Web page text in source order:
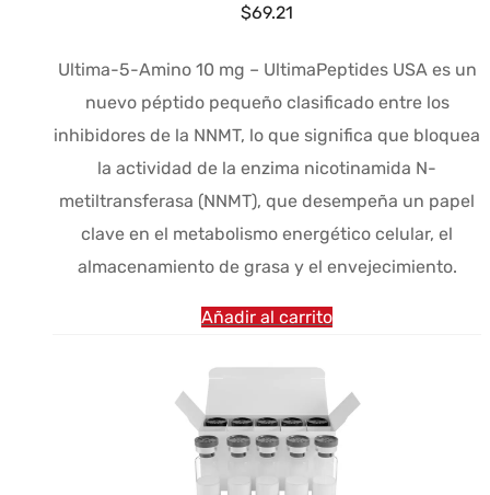
$69.21
Ultima-5-Amino 10 mg – UltimaPeptides USA es un
nuevo péptido pequeño clasificado entre los
inhibidores de la NNMT, lo que significa que bloquea
la actividad de la enzima nicotinamida N-
metiltransferasa (NNMT), que desempeña un papel
clave en el metabolismo energético celular, el
almacenamiento de grasa y el envejecimiento.
Añadir al carrito